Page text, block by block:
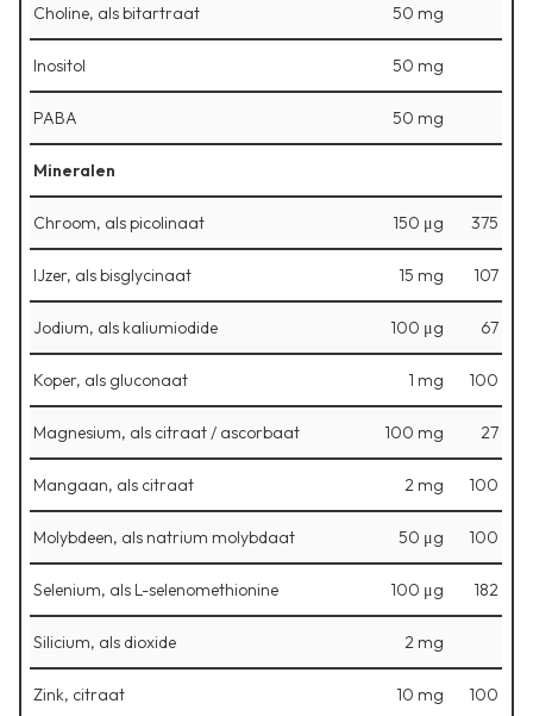
Choline, als bitartraat 50 mg
Inositol 50 mg
PABA 50 mg
Mineralen
Chroom, als picolinaat 150 μg 375
IJzer, als bisglycinaat 15 mg 107
Jodium, als kaliumiodide 100 μg 67
Koper, als gluconaat 1 mg 100
Magnesium, als citraat / ascorbaat 100 mg 27
Mangaan, als citraat 2 mg 100
Molybdeen, als natrium molybdaat 50 μg 100
Selenium, als L-selenomethionine 100 μg 182
Silicium, als dioxide 2 mg
Zink, citraat 10 mg 100